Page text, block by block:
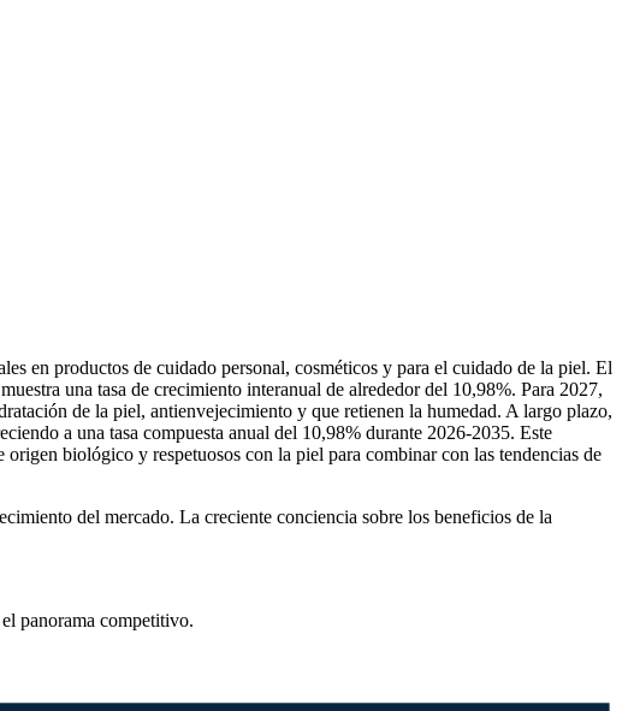
en productos de cuidado personal, cosméticos y para el cuidado de la piel. El
una tasa de crecimiento interanual de alrededor del 10,98%. Para 2027,
de la piel, antienvejecimiento y que retienen la humedad. A largo plazo,
a una tasa compuesta anual del 10,98% durante 2026-2035. Este
biológico y respetuosos con la piel para combinar con las tendencias de
del mercado. La creciente conciencia sobre los beneficios de la
panorama competitivo.